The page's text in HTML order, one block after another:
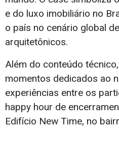
e do luxo imobiliário no
o país no cenário global
arquitetônicos.
Além do conteúdo
momentos dedicados ao
experiências entre os
happy hour de
Edifício New Time, no